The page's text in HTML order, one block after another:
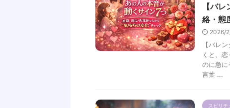
【バ
絡・態
2026/
【バレ
くと、
のに急に
言葉 ...
スピリチ